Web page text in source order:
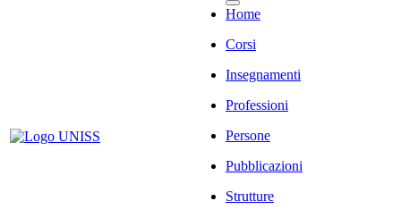
Home
Corsi
Insegnamenti
Professioni
Persone
Pubblicazioni
Strutture